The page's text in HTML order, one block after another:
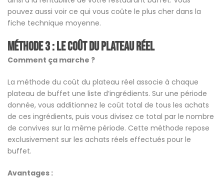
pouvez aussi voir ce qui vous coûte le plus cher dans la
fiche technique moyenne.
Méthode 3 : Le coût du plateau réel
Comment ça marche ?
La méthode du coût du plateau réel associe à chaque
plateau de buffet une liste d’ingrédients. Sur une période
donnée, vous additionnez le coût total de tous les achats
de ces ingrédients, puis vous divisez ce total par le nombre
de convives sur la même période. Cette méthode repose
exclusivement sur les achats réels effectués pour le
buffet.
Avantages :